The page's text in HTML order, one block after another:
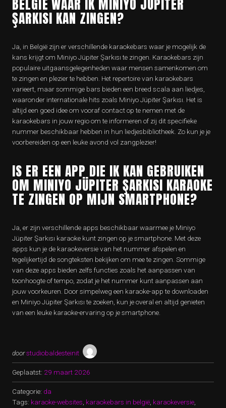
BELGIË WAAR IK MINIYO JÜPITER
ŞARKISI KAN ZINGEN?
Ja, in België zijn er verschillende karaokebars waar je mogelijk de
kans krijgt om Miniyo Jüpiter Şarkısı te zingen. Karaokebars zijn
populaire uitgaansgelegenheden waar mensen samenkomen om
te zingen en plezier te hebben. Het repertoire van karaokebars
varieert, maar sommige bars bieden een breed scala aan liedjes,
waaronder internationale hits zoals Miniyo Jüpiter Şarkısı. Het is
altijd een goed idee om vooraf contact op te nemen met de
karaokebars in jouw regio om te informeren of zij dit specifieke
nummer beschikbaar hebben in hun liedjesbibliotheek. Zo kun je je
voorbereiden op een leuke avond vol zangplezier!
IS ER EEN APP DIE IK KAN GEBRUIKEN
OM MINIYO JÜPITER ŞARKISI KARAOKE
TE ZINGEN OP MIJN SMARTPHONE?
Ja, er zijn verschillende apps beschikbaar waarmee je Miniyo
Jüpiter Şarkısı karaoke kunt zingen op je smartphone. Met deze
apps kun je de karaokeversie van het nummer afspelen en
tegelijkertijd de songteksten bekijken om mee te zingen. Sommige
van deze apps bieden zelfs functies zoals het aanpassen van
toonhoogte of tempo, zodat je het nummer kunt aanpassen aan
jouw voorkeuren. Door simpelweg een karaoke-app te downloaden
en Miniyo Jüpiter Şarkısı te zoeken, kun je overal en altijd genieten
van een leuke karaoke-ervaring op je smartphone.
doorstudiobaldesteinit
Geplaatst: 29 maart 2026
Categorie: da
Tags: karaoke-websites karaokebars in belgië karaokeversie